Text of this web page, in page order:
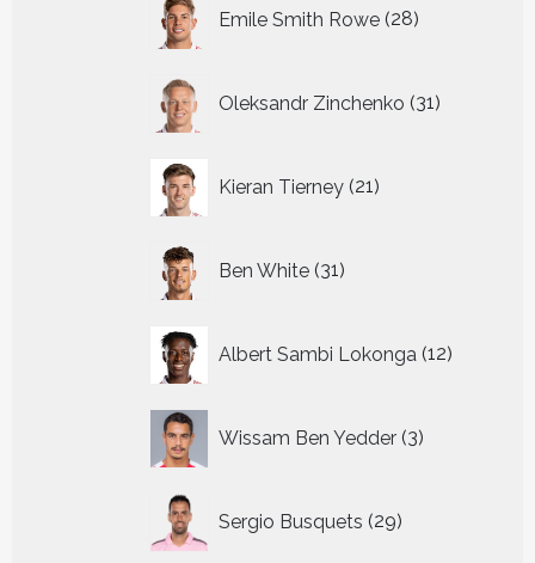
Emile Smith Rowe 28
producten
Oleksandr Zinchenko 31
producten
Kieran Tierney 21
producten
Ben White 31
producten
Albert Sambi Lokonga 12
Wissam Ben Yedder 3
producten
Sergio Busquets 29
producten